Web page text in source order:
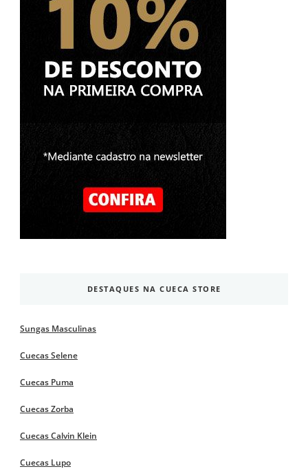
DESTAQUES NA CUECA STORE
Sungas Masculinas
Cuecas Selene
Cuecas Puma
Cuecas Zorba
Cuecas Calvin Klein
Cuecas Lupo